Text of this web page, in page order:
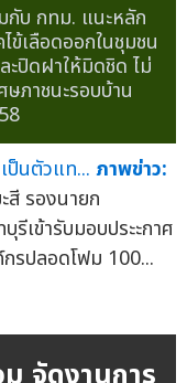
กับ กทม. แนะหลัก
ข้เลือดออกในชุมชน
ะปิดฝาให้มิดชิด ไม่
ษภาชนะรอบบ้าน
ภาพข่าว:
รองนายก
เข้ารับมอบประะกาศ
รปลอดโฟม 100...